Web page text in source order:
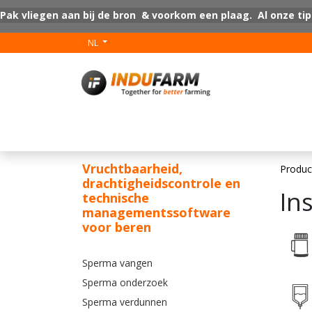
Pak vliegen aan bij de bron & voorkom een plaag. Al onze
NL
Vruchtbaarheid,
drachtigheidscontrole en
technische
managementssoftware
voor beren
Sperma vangen
Sperma onderzoek
Sperma verdunnen